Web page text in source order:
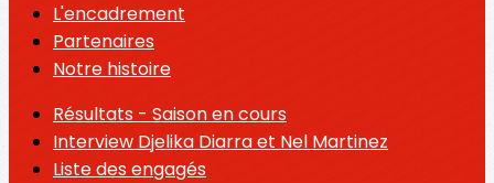
L'encadrement
Partenaires
Notre histoire
Résultats - Saison en cours
Interview Djelika Diarra et Nel Martinez
Liste des engagés